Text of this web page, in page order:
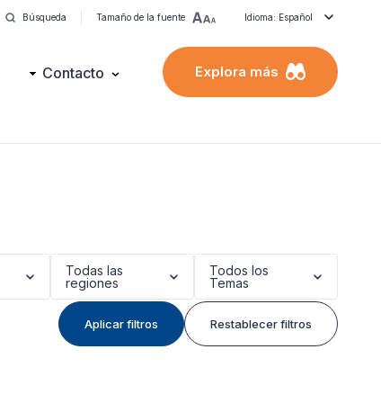
Búsqueda Tamaño de la fuente Idioma: Español
Contacto Explora más
Todas las
regiones
Todos los
Temas
Aplicar filtros Restablecer filtros